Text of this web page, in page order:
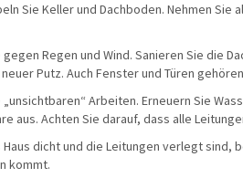
Sie Keller und Dachboden. Nehmen
Regen und Wind. Sanieren Sie die
Putz. Auch Fenster und Türen
Arbeiten. Erneuern Sie
aus. Achten Sie darauf, dass alle
Haus dicht und die Leitungen verlegt sind,
kommt.